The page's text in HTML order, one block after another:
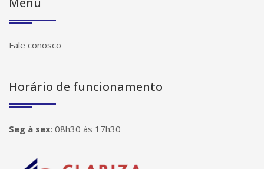
Fale conosco
Horário de funcionamento
Seg à sex: 08h30 às 17h30
Página inicial